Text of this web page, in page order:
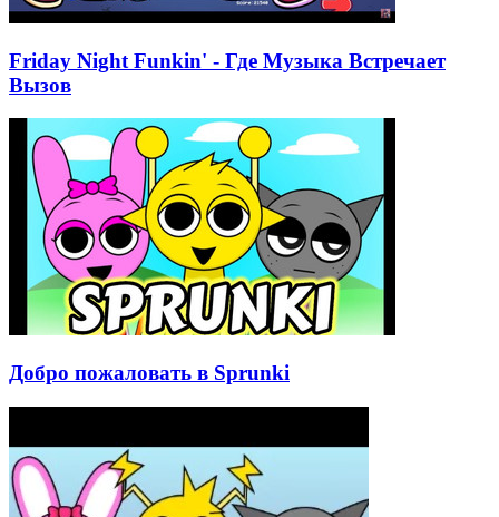
Friday Night Funkin' - Где Музыка Встречает
Вызов
Добро пожаловать в Sprunki